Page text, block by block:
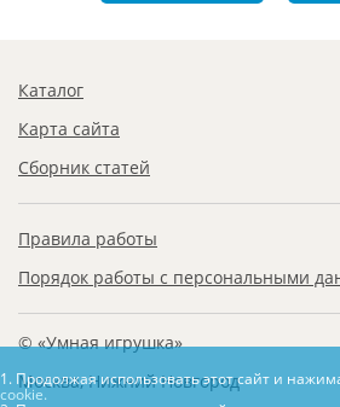
Каталог
Карта сайта
Сборник статей
Правила работы
Порядок работы с персональными
© «Умная игрушка»
Москва, Нижний Новгород
1. Продолжая использовать этот сайт и
cookie.